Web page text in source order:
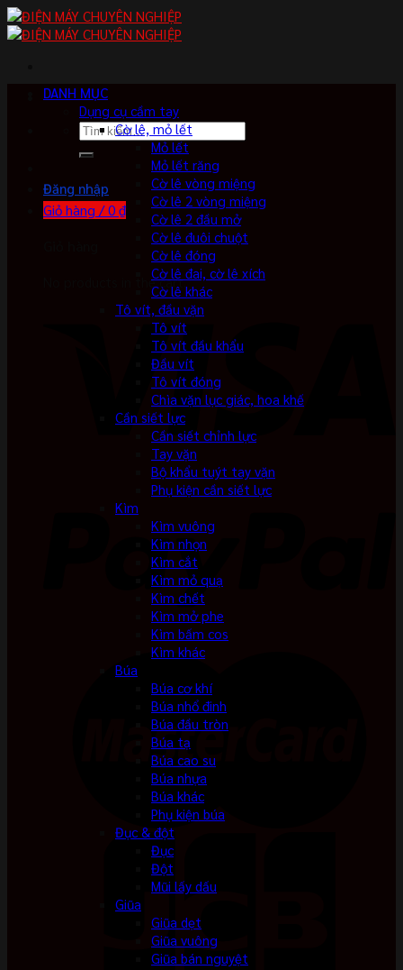
Skip
to
Tìm
kiếm:
Đăng nhập
Giỏ hàng /0 ₫
No products in the cart.
DANH MỤC
Dụng cụ cầm tay
Cờ lê, mỏ lết
Mỏ lết
Mỏ lết răng
Cờ lê vòng miệng
Cờ lê 2 vòng miệng
Cờ lê 2 đầu mở
Cờ lê đuôi chuột
Cờ lê đóng
Cờ lê đai, cờ lê xích
Cờ lê khác
Tô vít, đầu vặn
Tô vít
Tô vít đầu khẩu
Đầu vít
Tô vít đóng
Chìa vặn lục giác, hoa khế
Cần siết lực
Cần siết chỉnh lực
Tay vặn
Bộ khẩu tuýt tay vặn
Phụ kiện cần siết lực
Kìm
Kìm vuông
Kìm nhọn
Kìm cắt
Kìm mỏ quạ
Kìm chết
Kìm mở phe
Kìm bấm cos
Kìm khác
Búa
Búa cơ khí
Búa nhổ đinh
Búa đầu tròn
Búa tạ
Búa cao su
Búa nhựa
Búa khác
Phụ kiện búa
Đục & đột
Đục
Đột
Mũi lấy dấu
Giũa
Giũa dẹt
Giũa vuông
Giũa bán nguyệt